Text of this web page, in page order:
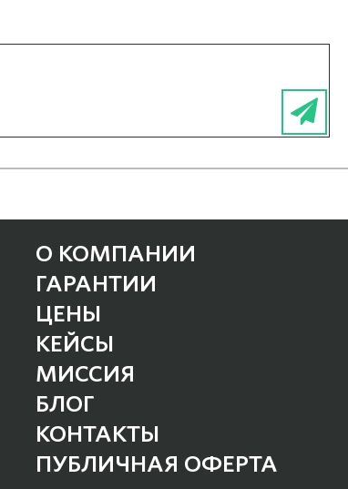
О КОМПАНИИ
ГАРАНТИИ
ЦЕНЫ
КЕЙСЫ
МИССИЯ
БЛОГ
КОНТАКТЫ
ПУБЛИЧНАЯ ОФЕРТА